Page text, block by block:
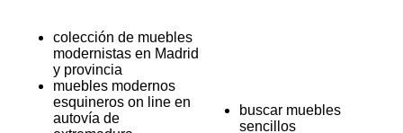
colección de muebles
modernistas en Madrid
y provincia
muebles modernos
esquineros on line en
autovía de
buscar muebles
sencillos